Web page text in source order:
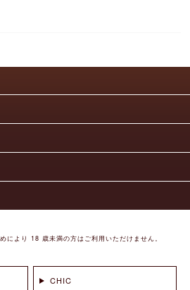
により 18 歳未満の方はご利用いただけません。
CHIC